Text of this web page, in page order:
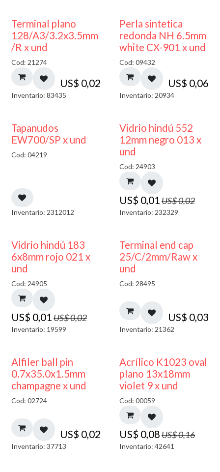
Terminal plano
128/A3/3.2x3.5mm
/R x und
Cod: 21274
US$ 0,02
Inventario: 83435
Perla sintetica
redonda NH 6.5mm
white CX-901 x und
Cod: 09432
US$ 0,06
Inventario: 20934
50% DESCUENTO
Tapanudos
EW700/SP x und
Cod: 04219
Inventario: 2312012
40% DESCUENTO
Vidrio hindú 552
12mm negro 013 x
und
Cod: 24903
US$ 0,01US$0,02
Inventario: 232329
40% DESCUENTO
Vidrio hindú 183
6x8mm rojo 021 x
und
Cod: 24905
US$ 0,01US$0,02
Inventario: 19599
Terminal end cap
25/C/2mm/Raw x
und
Cod: 28495
US$ 0,03
Inventario: 21362
Alfiler ball pin
0.7x35.0x1.5mm
champagne x und
Cod: 02724
US$ 0,02
Inventario: 37713
50% DESCUENTO
Acrílico K1023 oval
plano 13x18mm
violet 9 x und
Cod: 00059
US$ 0,08US$0,16
Inventario: 42641